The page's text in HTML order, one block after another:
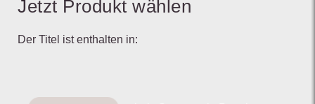
Jetzt Produkt wählen
Der Titel ist enthalten in: